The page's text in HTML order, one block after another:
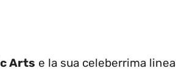
Arts e la sua celeberrima linea